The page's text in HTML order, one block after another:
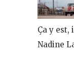
Ça y est,
Nadine